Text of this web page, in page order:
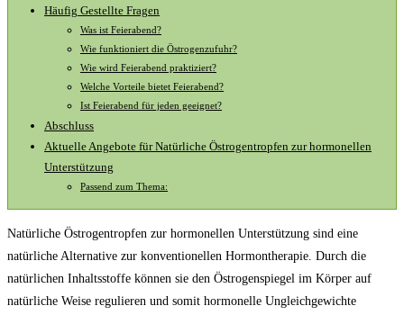
Häufig Gestellte⁤ Fragen
Was ist ​Feierabend?
Wie funktioniert die Östrogenzufuhr?
Wie​ wird Feierabend⁢ praktiziert?
Welche Vorteile bietet Feierabend?
Ist⁣ Feierabend ⁣für jeden geeignet?
Abschluss
Aktuelle Angebote für Natürliche⁢ Östrogentropfen zur ⁢hormonellen
Unterstützung
Passend zum Thema:
Natürliche Östrogentropfen zur hormonellen Unterstützung sind eine
natürliche Alternative zur konventionellen Hormontherapie. Durch die
natürlichen Inhaltsstoffe können sie den Östrogenspiegel im Körper auf
natürliche Weise regulieren und somit hormonelle Ungleichgewichte